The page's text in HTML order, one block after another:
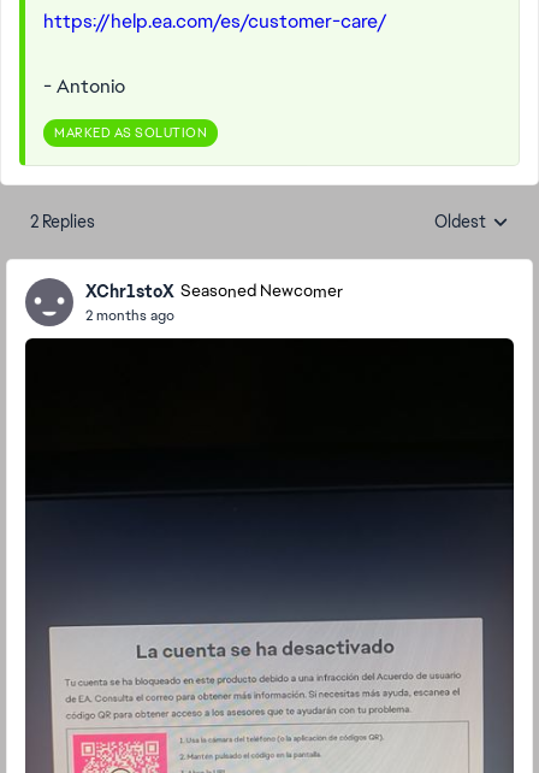
https://help.ea.com/es/customer-care/
- Antonio
MARKED AS SOLUTION
2 Replies Replies
Oldest
XChr1stoX Seasoned Newcomer
2 months ago